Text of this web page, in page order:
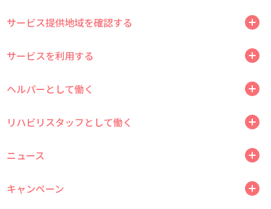
サービス提供地域を確認する
サービスを利用する
ヘルパーとして働く
リハビリスタッフとして働く
ニュース
キャンペーン